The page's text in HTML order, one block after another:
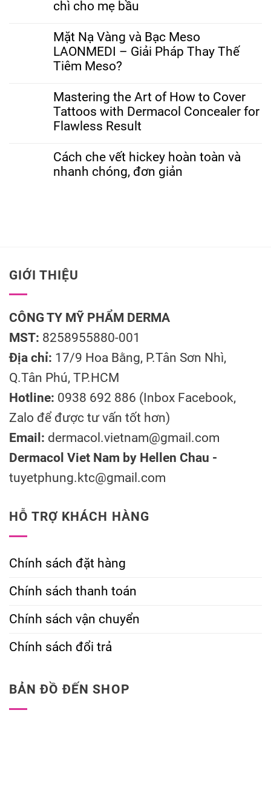
chì cho mẹ bầu
Mặt Nạ Vàng và Bạc Meso
LAONMEDI – Giải Pháp Thay Thế
Tiêm Meso?
Mastering the Art of How to Cover
Tattoos with Dermacol Concealer for
Flawless Result
Cách che vết hickey hoàn toàn và
nhanh chóng, đơn giản
GIỚI THIỆU
CÔNG TY MỸ PHẨM DERMA
MST: 8258955880-001
Địa chỉ: 17/9 Hoa Bằng, P.Tân Sơn Nhì,
Q.Tân Phú, TP.HCM
Hotline: 0938 692 886 (Inbox Facebook,
Zalo để được tư vấn tốt hơn)
Email: dermacol.vietnam@gmail.com
Dermacol Viet Nam by Hellen Chau -
tuyetphung.ktc@gmail.com
HỖ TRỢ KHÁCH HÀNG
Chính sách đặt hàng
Chính sách thanh toán
Chính sách vận chuyển
Chính sách đổi trả
BẢN ĐỒ ĐẾN SHOP